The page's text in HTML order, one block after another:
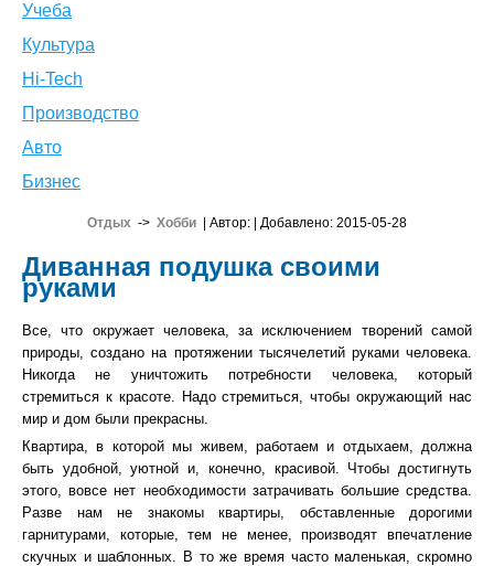
Учеба
Культура
Hi-Tech
Производство
Авто
Бизнес
Отдых -> Хобби | Автор: | Добавлено: 2015-05-28
Диванная подушка своими
руками
Все, что окружает человека, за исключением творений самой
природы, создано на протяжении тысячелетий руками человека.
Никогда не уничтожить потребности человека, который
стремиться к красоте. Надо стремиться, чтобы окружающий нас
мир и дом были прекрасны.
Квартира, в которой мы живем, работаем и отдыхаем, должна
быть удобной, уютной и, конечно, красивой. Чтобы достигнуть
этого, вовсе нет необходимости затрачивать большие средства.
Разве нам не знакомы квартиры, обставленные дорогими
гарнитурами, которые, тем не менее, производят впечатление
скучных и шаблонных. В то же время часто маленькая, скромно